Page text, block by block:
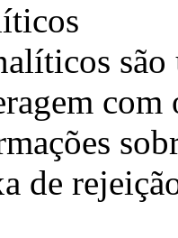
são
com
de